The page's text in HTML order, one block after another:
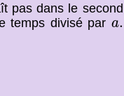
pas dans le second
temps divisé par a.
a